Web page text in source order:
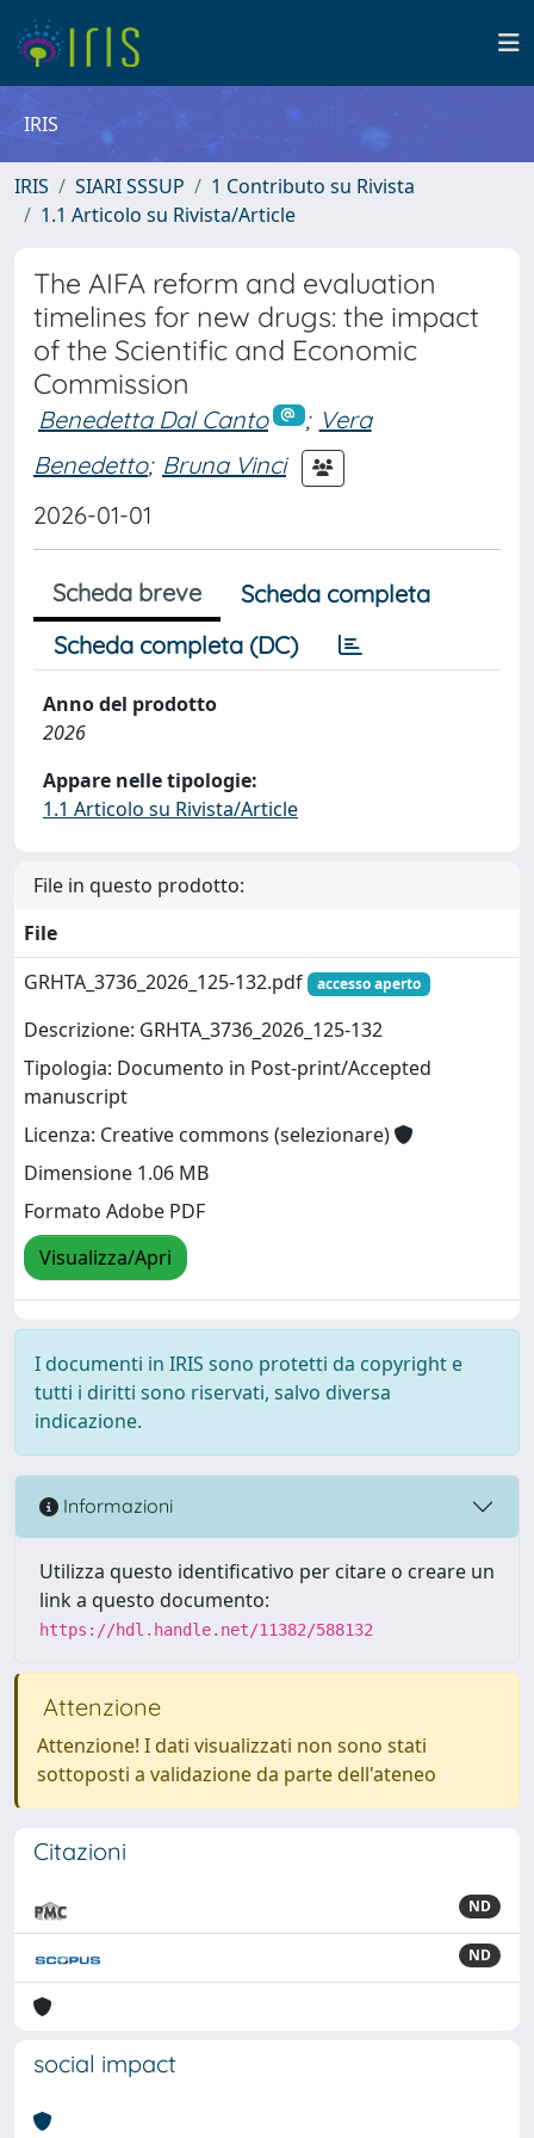
IRIS
IRIS SIARI SSSUP
1 Contributo su Rivista
1.1 Articolo su Rivista/Article
The AIFA reform and evaluation
timelines for new drugs: the impact
of the Scientific and Economic
Commission
Benedetta Dal Canto ; Vera
Benedetto; Bruna Vinci
2026-01-01
Scheda breve
Scheda completa
Scheda completa (DC)
Anno del prodotto
2026
Appare nelle tipologie:
1.1 Articolo su Rivista/Article
File in questo prodotto:
File
GRHTA_3736_2026_125-132.pdf
accesso aperto
Descrizione: GRHTA_3736_2026_125-132
Tipologia: Documento in Post-print/Accepted
manuscript
Licenza: Creative commons (selezionare)
Dimensione 1.06 MB
Formato Adobe PDF
Visualizza/Apri
I documenti in IRIS sono protetti da copyright e
tutti i diritti sono riservati, salvo diversa
indicazione.
Informazioni
Utilizza questo identificativo per citare o creare un
link a questo documento:
https://hdl.handle.net/11382/588132
Attenzione
Attenzione! I dati visualizzati non sono stati
sottoposti a validazione da parte dell'ateneo
Citazioni
ND
ND
social impact